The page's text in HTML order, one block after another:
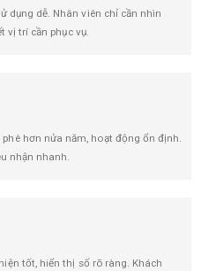
dụng dễ. Nhân viên chỉ cần nhìn
vị trí cần phục vụ.
hơn nửa năm, hoạt động ổn định.
nhận nhanh.
tốt, hiển thị số rõ ràng. Khách